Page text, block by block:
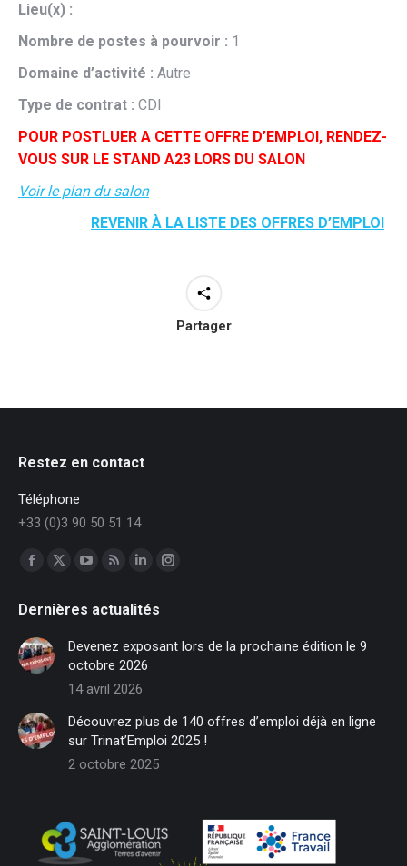
Lieu(x) :
Nombre de postes à pourvoir : 1
Domaine d’activité : Autre
Type de contrat : CDI
POUR POSTLUER A CETTE OFFRE D’EMPLOI, RENDEZ-
VOUS SUR LE STAND A23 LORS DU SALON
Voir le plan du salon
REVENIR À LA LISTE DES OFFRES D’EMPLOI
Partager
Restez en contact
Téléphone
+33 (0)3 90 50 51 14
Trouvez nous sur :
Facebook
opens
in
new
window
X
opens
new
window
opens
in
new
window
opens
in
new
window
LinkedIn
opens
in
new
window
Instagram
in
Dernières actualités
Devenez exposant lors de la prochaine édition le 9
octobre 2026
14 avril 2026
Découvrez plus de 140 offres d’emploi déjà en ligne
sur Trinat’Emploi 2025 !
2 octobre 2025